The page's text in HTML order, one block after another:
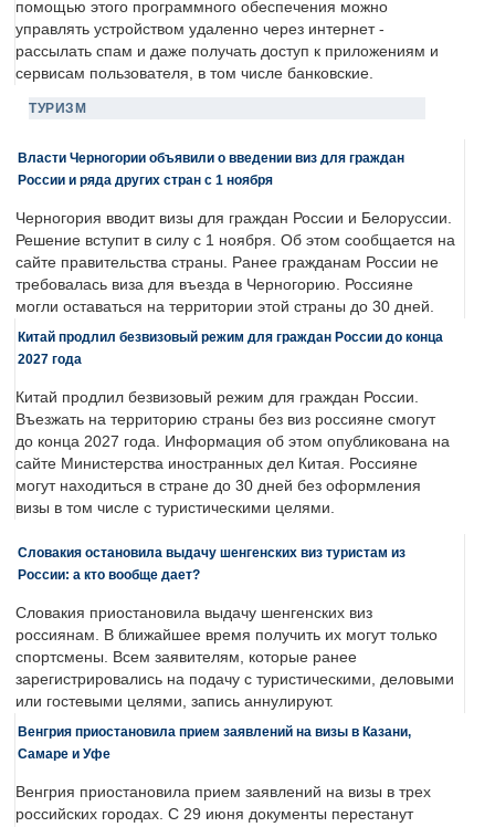
помощью этого программного обеспечения можно
управлять устройством удаленно через интернет -
рассылать спам и даже получать доступ к приложениям и
сервисам пользователя, в том числе банковские.
ТУРИЗМ
Власти Черногории объявили о введении виз для граждан
России и ряда других стран с 1 ноября
Черногория вводит визы для граждан России и Белоруссии.
Решение вступит в силу с 1 ноября. Об этом сообщается на
сайте правительства страны. Ранее гражданам России не
требовалась виза для въезда в Черногорию. Россияне
могли оставаться на территории этой страны до 30 дней.
Китай продлил безвизовый режим для граждан России до конца
2027 года
Китай продлил безвизовый режим для граждан России.
Въезжать на территорию страны без виз россияне смогут
до конца 2027 года. Информация об этом опубликована на
сайте Министерства иностранных дел Китая. Россияне
могут находиться в стране до 30 дней без оформления
визы в том числе с туристическими целями.
Словакия остановила выдачу шенгенских виз туристам из
России: а кто вообще дает?
Словакия приостановила выдачу шенгенских виз
россиянам. В ближайшее время получить их могут только
спортсмены. Всем заявителям, которые ранее
зарегистрировались на подачу с туристическими, деловыми
или гостевыми целями, запись аннулируют.
Венгрия приостановила прием заявлений на визы в Казани,
Самаре и Уфе
Венгрия приостановила прием заявлений на визы в трех
российских городах. С 29 июня документы перестанут